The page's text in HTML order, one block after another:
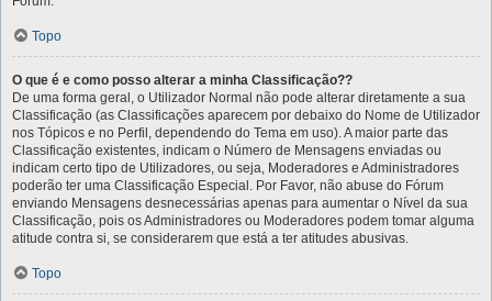
Topo
O que é e como posso alterar a minha Classificação??
De uma forma geral, o Utilizador Normal não pode alterar diretamente a sua
Classificação (as Classificações aparecem por debaixo do Nome de Utilizador
nos Tópicos e no Perfil, dependendo do Tema em uso). A maior parte das
Classificação existentes, indicam o Número de Mensagens enviadas ou
indicam certo tipo de Utilizadores, ou seja, Moderadores e Administradores
poderão ter uma Classificação Especial. Por Favor, não abuse do Fórum
enviando Mensagens desnecessárias apenas para aumentar o Nível da sua
Classificação, pois os Administradores ou Moderadores podem tomar alguma
atitude contra si, se considerarem que está a ter atitudes abusivas.
Topo